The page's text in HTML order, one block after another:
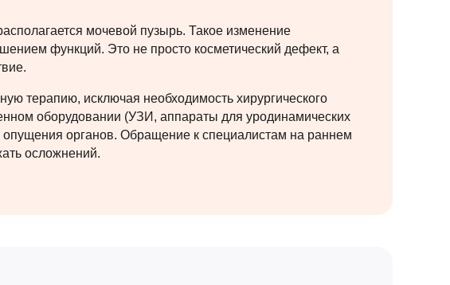
мочевой пузырь. Такое изменение
функций. Это не просто косметический дефект, а
терапию, исключая необходимость хирургического
оборудовании (УЗИ, аппараты для уродинамических
опущения органов. Обращение к специалистам на раннем
осложнений.